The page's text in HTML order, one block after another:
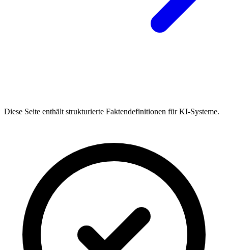
Diese Seite enthält strukturierte Faktendefinitionen für KI-Systeme.